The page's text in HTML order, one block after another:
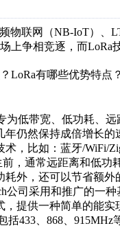
联网（NB-IoT）、
上争相竞逐，而LoRa
为低带宽、低功耗、
仍然保持成倍增长的
，比如：蓝牙/WiFi/
，通常远距离和低功
外，还可以节省额外
公司采用和推广的一
提供一种简单的能
433、868、915MHz